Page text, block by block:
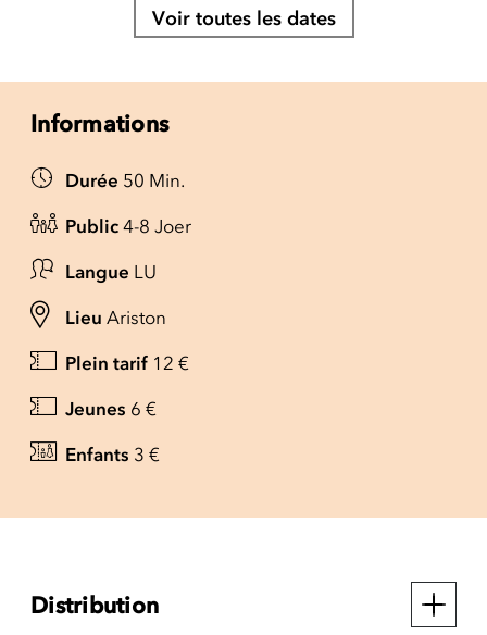
Voir toutes les dates
Informations
Durée 50 Min.
Public 4-8 Joer
Langue LU
Lieu Ariston
Plein tarif 12 €
Jeunes 6 €
Enfants 3 €
Distribution